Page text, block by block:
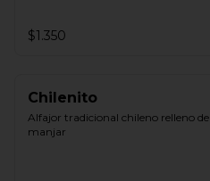
$1.350
Chilenito
Alfajor tradicional chileno relleno de
manjar